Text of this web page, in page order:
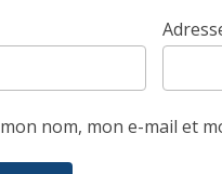
nom, mon e-mail et